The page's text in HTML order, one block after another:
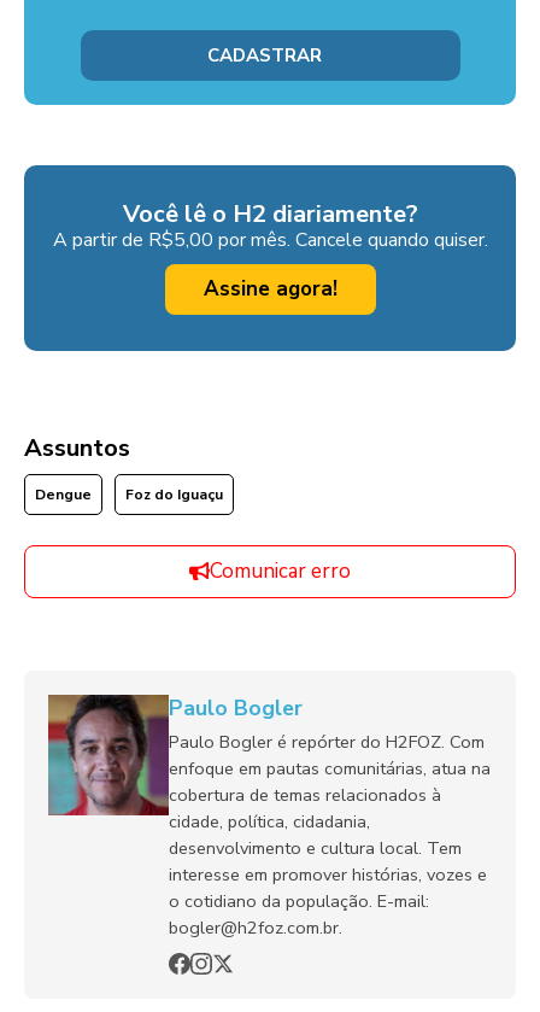
Você lê o H2 diariamente?
A partir de R$5,00 por mês. Cancele quando quiser.
Assine agora!
Assuntos
Dengue Foz do Iguaçu
Comunicar erro
Paulo Bogler
Paulo Bogler é repórter do H2FOZ. Com
enfoque em pautas comunitárias, atua na
cobertura de temas relacionados à
cidade, política, cidadania,
desenvolvimento e cultura local. Tem
interesse em promover histórias, vozes e
o cotidiano da população. E-mail:
bogler@h2foz.com.br.